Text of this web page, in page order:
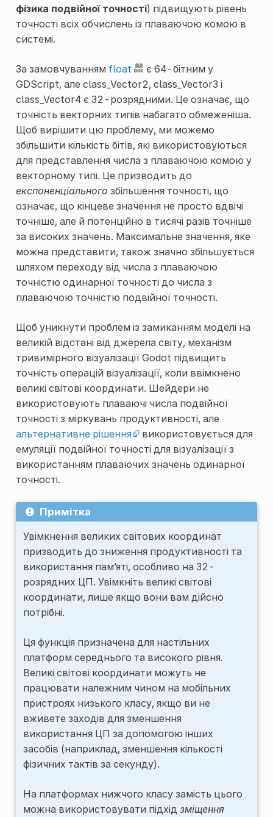
фізика подвійної точності) підвищують рівень
точності всіх обчислень із плаваючою комою в
системі.
За замовчуванням float
є 64-бітним у
GDScript, але class_Vector2, class_Vector3 і
class_Vector4 є 32-розрядними. Це означає, що
точність векторних типів набагато обмеженіша.
Щоб вирішити цю проблему, ми можемо
збільшити кількість бітів, які використовуються
для представлення числа з плаваючою комою у
векторному типі. Це призводить до
експоненціального збільшення точності, що
означає, що кінцеве значення не просто вдвічі
точніше, але й потенційно в тисячі разів точніше
за високих значень. Максимальне значення, яке
можна представити, також значно збільшується
шляхом переходу від числа з плаваючою
точністю одинарної точності до числа з
плаваючою точністю подвійної точності.
Щоб уникнути проблем із замиканням моделі на
великій відстані від джерела світу, механізм
тривимірного візуалізації Godot підвищить
точність операцій візуалізації, коли ввімкнено
великі світові координати. Шейдери не
використовують плаваючі числа подвійної
точності з міркувань продуктивності, але
альтернативне рішення
використовується для
емуляції подвійної точності для візуалізації з
використанням плаваючих значень одинарної
точності.
Примітка
Увімкнення великих світових координат
призводить до зниження продуктивності та
використання пам’яті, особливо на 32-
розрядних ЦП. Увімкніть великі світові
координати, лише якщо вони вам дійсно
потрібні.
Ця функція призначена для настільних
платформ середнього та високого рівня.
Великі світові координати можуть не
працювати належним чином на мобільних
пристроях низького класу, якщо ви не
вживете заходів для зменшення
використання ЦП за допомогою інших
засобів (наприклад, зменшення кількості
фізичних тактів за секунду).
На платформах нижчого класу замість цього
можна використовувати підхід зміщення